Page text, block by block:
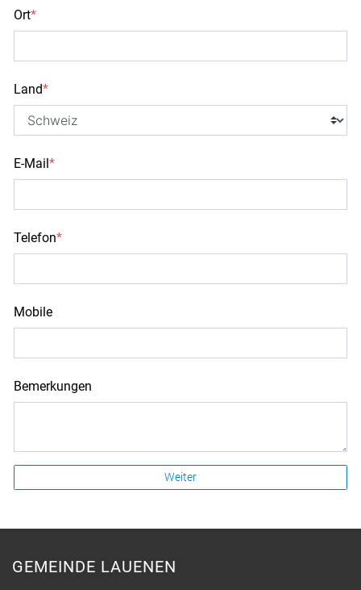
Ort*
Land*
E-Mail *
Telefon*
Mobile
Bemerkungen
Weiter
GEMEINDE LAUENEN